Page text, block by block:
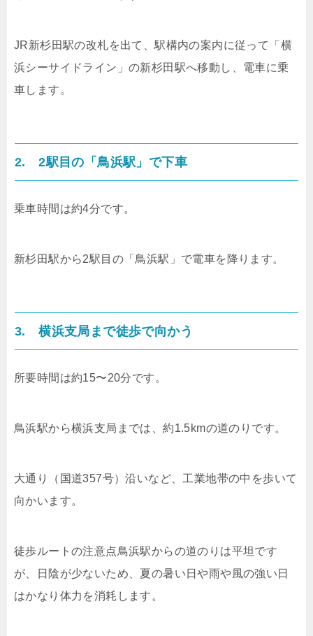
JR新杉田駅の改札を出て、駅構内の案内に従って「横
浜シーサイドライン」の新杉田駅へ移動し、電車に乗
車します。
2. 2駅目の「鳥浜駅」で下車
乗車時間は約4分です。
新杉田駅から2駅目の「鳥浜駅」で電車を降ります。
3. 横浜支局まで徒歩で向かう
所要時間は約15〜20分です。
鳥浜駅から横浜支局までは、約1.5kmの道のりです。
大通り（国道357号）沿いなど、工業地帯の中を歩いて
向かいます。
徒歩ルートの注意点鳥浜駅からの道のりは平坦です
が、日陰が少ないため、夏の暑い日や雨や風の強い日
はかなり体力を消耗します。